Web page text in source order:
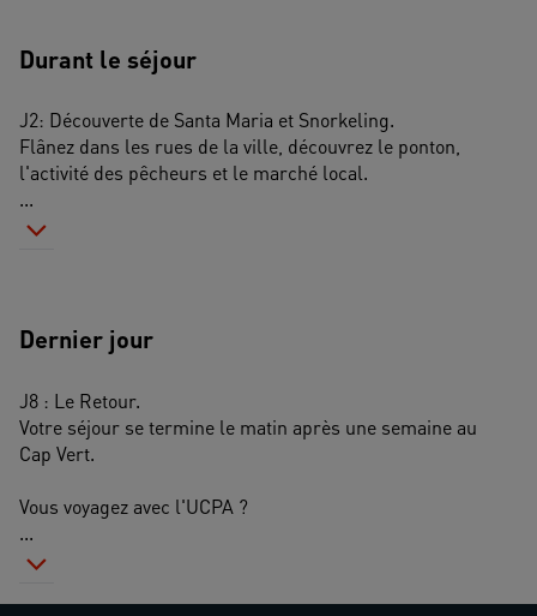
Durant le séjour
J2: Découverte de Santa Maria et Snorkeling.
Flânez dans les rues de la ville, découvrez le ponton,
l'activité des pêcheurs et le marché local.
...
Dernier jour
J8 : Le Retour.
Votre séjour se termine le matin après une semaine au
Cap Vert.
Vous voyagez avec l'UCPA ?
...